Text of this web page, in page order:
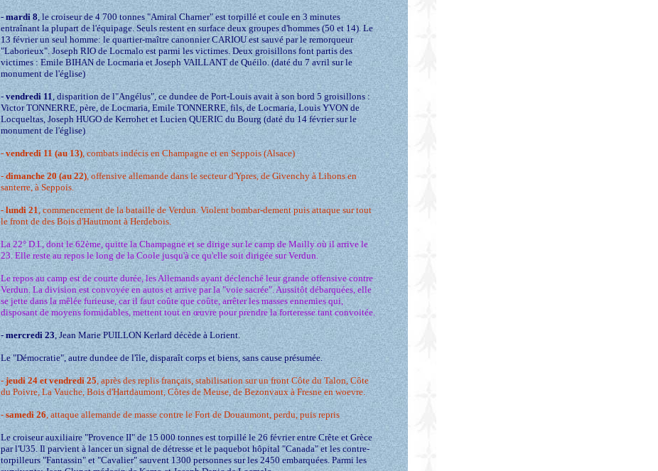
-mardi 8, le croiseur de 4 700 tonnes "Amiral Charner" est torpillé et coule en 3 minutes
entraînant la plupart de l'équipage. Seuls restent en surface deux groupes d'hommes (50 et 14). Le
13 février un seul homme: le quartier-maître canonnier CARIOU est sauvé par le remorqueur
"Laborieux". Joseph RIO de Locmalo est parmi les victimes. Deux groisillons font partis des
victimes : Emile BIHAN de Locmaria et Joseph VAILLANT de Quéilo. (daté du 7 avril sur le
monument de l'église)
- vendredi 11 , disparition de l"Angélus", ce dundee de Port-Louis avait à son bord 5 groisillons :
Victor TONNERRE, père, de Locmaria, Emile TONNERRE, fils, de Locmaria, Louis YVON de
Locqueltas, Joseph HUGO de Kerrohet et Lucien QUERIC du Bourg (daté du 14 février sur le
monument de l'église)
-vendredi 11 (au 13) , combats indécis en Champagne et en Seppois (Alsace)
-dimanche 20 (au 22) , offensive allemande dans le secteur d'Ypres, de Givenchy à Lihons en
santerre, à Seppois.
-lundi 21 , commencement de la bataille de Verdun. Violent bombar-dement puis attaque sur tout
le front de des Bois d'Hautmont à Herdebois.
La 22° D.I., dont le 62ème, quitte la Champagne et se dirige sur le camp de Mailly où il arrive le
23. Elle reste au repos le long de la Coole jusqu'à ce qu'elle soit dirigée sur Verdun.
Le repos au camp est de courte durée, les Allemands ayant déclenché leur grande offensive contre
Verdun. La division est convoyée en autos et arrive par la "voie sacrée". Aussitôt débarquées, elle
se jette dans la mêlée furieuse, car il faut coûte que coûte, arrêter les masses ennemies qui,
disposant de moyens formidables, mettent tout en œuvre pour prendre la forteresse tant convoitée.
-mercredi 23, Jean Marie PUILLON Kerlard décède à Lorient.
Le "Démocratie", autre dundee de l'île, disparaît corps et biens, sans cause présumée.
-jeudi 24 et vendredi 25, après des replis français, stabilisation sur un front Côte du Talon, Côte
du Poivre, La Vauche, Bois d'Hartdaumont, Côtes de Meuse, de Bezonvaux à Fresne en woevre.
-samedi 26 , attaque allemande de masse contre le Fort de Douaumont, perdu, puis repris
Le croiseur auxiliaire "Provence II" de 15 000 tonnes est torpillé le 26 février entre Crête et Grèce
par l'U35. Il parvient à lancer un signal de détresse et le paquebot hôpital "Canada" et les contre-
torpilleurs "Fantassin" et "Cavalier" sauvent 1300 personnes sur les 2450 embarquées. Parmi les